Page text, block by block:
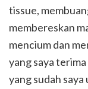
tissue,
membereskan
mencium dan
yang saya
yang sudah saya